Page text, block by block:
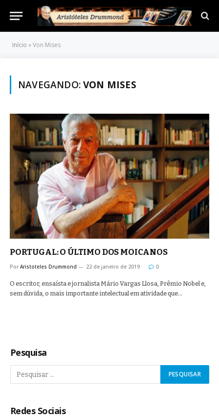
Início »Von Mises
NAVEGANDO:VON MISES
PORTUGAL: O ÚLTIMO DOS MOICANOS
Por Aristoteles Drummond 22 de janeiro de 2019 0
O escritor, ensaísta e jornalista Mário Vargas Llosa, Prêmio Nobel e,
sem dúvida, o mais importante intelectual em atividade que…
Pesquisa
Redes Sociais